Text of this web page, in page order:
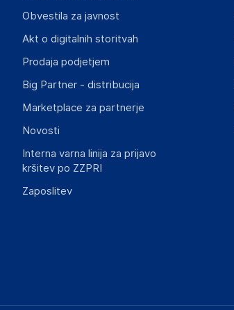
Obvestila za javnost
Akt o digitalnih storitvah
Prodaja podjetjem
Big Partner - distribucija
Marketplace za partnerje
Novosti
Interna varna linija za prijavo
kršitev po ZZPRI
Zaposlitev